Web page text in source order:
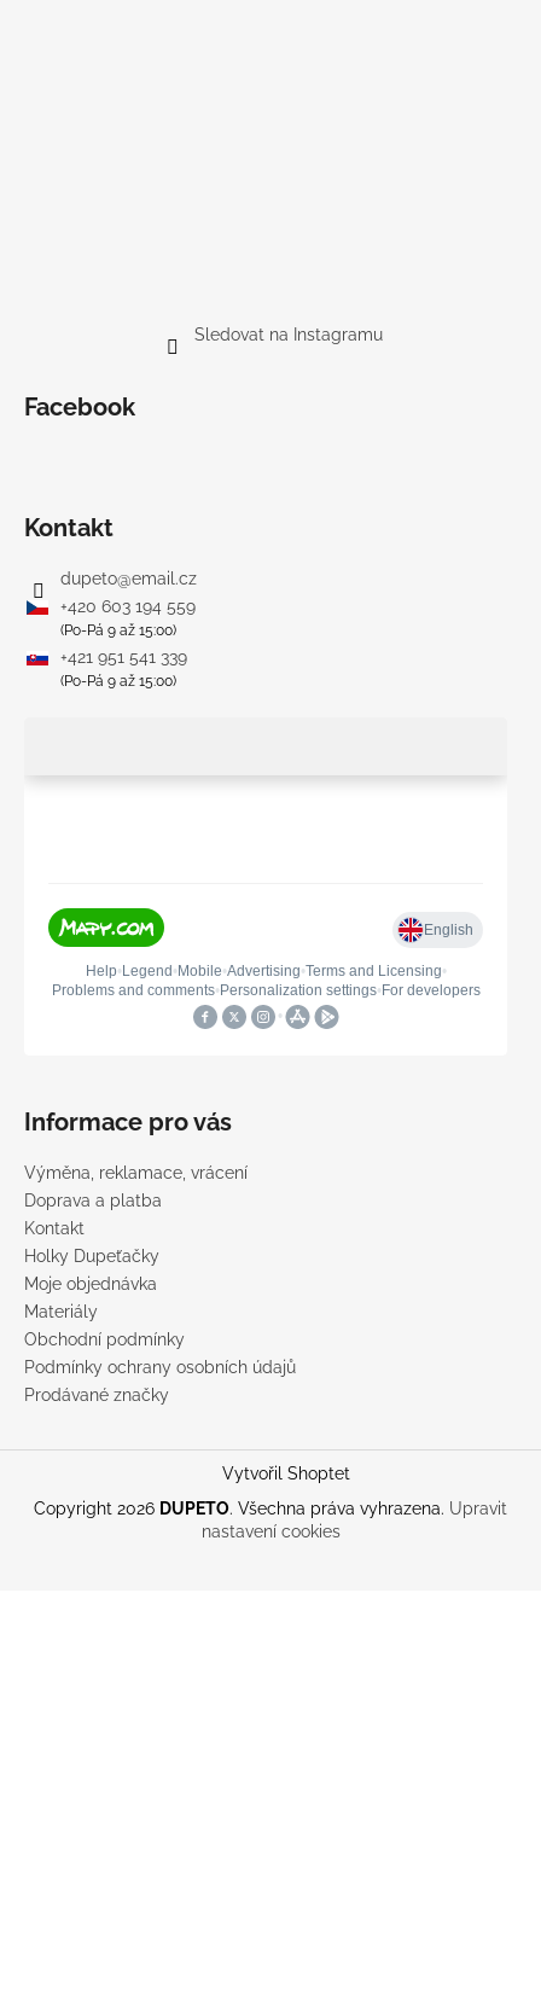
Sledovat na Instagramu
Facebook
Kontakt
dupeto@email.cz
+420 603 194 559
(Po-Pá 9 až 15:00)
+421 951 541 339
(Po-Pá 9 až 15:00)
Informace pro vás
Výměna, reklamace, vrácení
Doprava a platba
Kontakt
Holky Dupeťačky
Moje objednávka
Materiály
Obchodní podmínky
Podmínky ochrany osobních údajů
Prodávané značky
Vytvořil Shoptet
Copyright 2026 DUPETO. Všechna práva vyhrazena. Upravit
nastavení cookies